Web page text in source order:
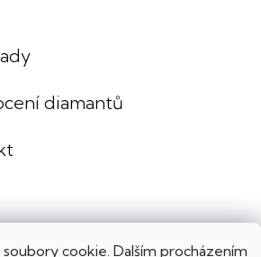
cookie. Dalším procházením
diamantů